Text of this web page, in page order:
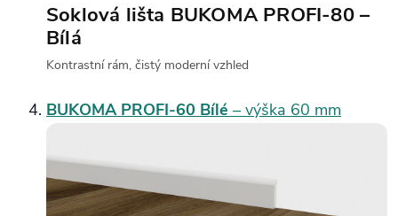
Soklová lišta BUKOMA PROFI‑80 –
Bílá
Kontrastní rám, čistý moderní vzhled
BUKOMA PROFI‑60 Bílé – výška 60 mm